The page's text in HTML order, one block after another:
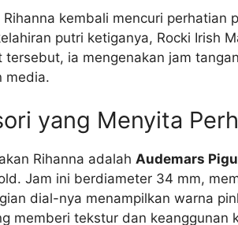
Rihanna kembali mencuri perhatian
putri ketiganya, Rocki Irish
tersebut, ia mengenakan jam
media.
yang Menyita
Rihanna adalah Audemars
Jam ini berdiameter 34 mm,
dial-nya menampilkan warna
memberi tekstur dan keanggunan